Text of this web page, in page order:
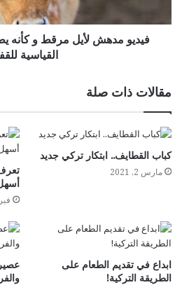
فيديو مدهش لأيل مرقط و كأنه
القياسية
مقالات ذات صلة
كباب القطايف.. ابتكار تركي جديد
مارس 2, 2021
ابداع في تقديم الطعام على
الطريقة التركية!